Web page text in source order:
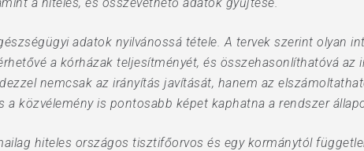
adatok nyilvánossá tétele. A tervek szerint olyan
a kórházak teljesítményét, és összehasonlíthatóvá az
nemcsak az irányítás javítását, hanem az
közvélemény is pontosabb képet kaphatna a rendszer
hiteles országos tisztifőorvos és egy kormánytól